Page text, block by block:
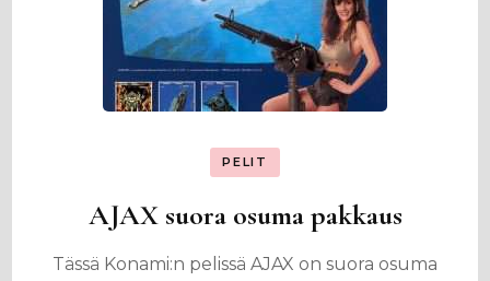
PELIT
AJAX suora osuma pakkaus
Tässä Konami:n pelissä AJAX on suora osuma